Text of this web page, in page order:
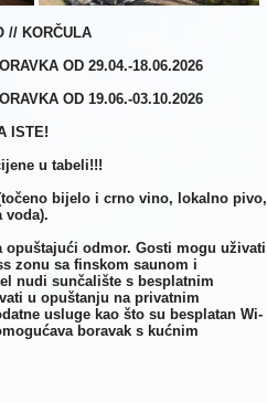
// KORČULA
OD 29.04.-18.06.2026
OD 19.06.-03.10.2026
ISTE!
u tabeli!!!
bijelo i crno vino, lokalno pivo,
voda).
odmor. Gosti mogu uživati
zonu sa finskom saunom i
nudi sunčalište s besplatnim
u opuštanju na privatnim
usluge kao što su besplatan Wi-
boravak s kućnim